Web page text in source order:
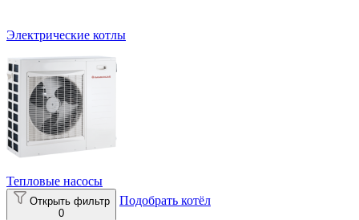
Электрические котлы
Тепловые насосы
Открыть фильтр
0
Подобрать котёл